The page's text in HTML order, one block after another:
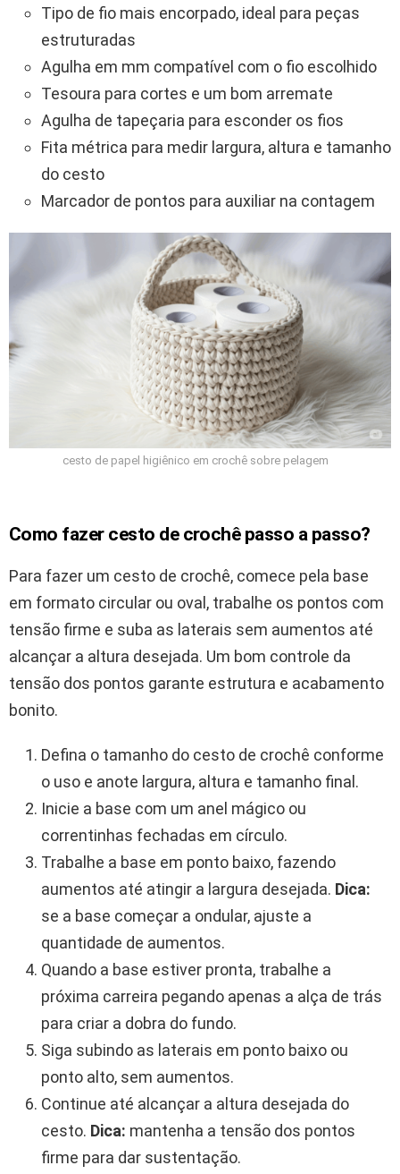
Tipo de fio mais encorpado, ideal para peças
estruturadas
Agulha em mm compatível com o fio escolhido
Tesoura para cortes e um bom arremate
Agulha de tapeçaria para esconder os fios
Fita métrica para medir largura, altura e tamanho
do cesto
Marcador de pontos para auxiliar na contagem
cesto de papel higiênico em crochê sobre pelagem
Como fazer cesto de crochê passo a passo?
Para fazer um cesto de crochê, comece pela base
em formato circular ou oval, trabalhe os pontos com
tensão firme e suba as laterais sem aumentos até
alcançar a altura desejada. Um bom controle da
tensão dos pontos garante estrutura e acabamento
bonito.
Defina o tamanho do cesto de crochê conforme
o uso e anote largura, altura e tamanho final.
Inicie a base com um anel mágico ou
correntinhas fechadas em círculo.
Trabalhe a base em ponto baixo, fazendo
aumentos até atingir a largura desejada. Dica:
se a base começar a ondular, ajuste a
quantidade de aumentos.
Quando a base estiver pronta, trabalhe a
próxima carreira pegando apenas a alça de trás
para criar a dobra do fundo.
Siga subindo as laterais em ponto baixo ou
ponto alto, sem aumentos.
Continue até alcançar a altura desejada do
cesto. Dica: mantenha a tensão dos pontos
firme para dar sustentação.